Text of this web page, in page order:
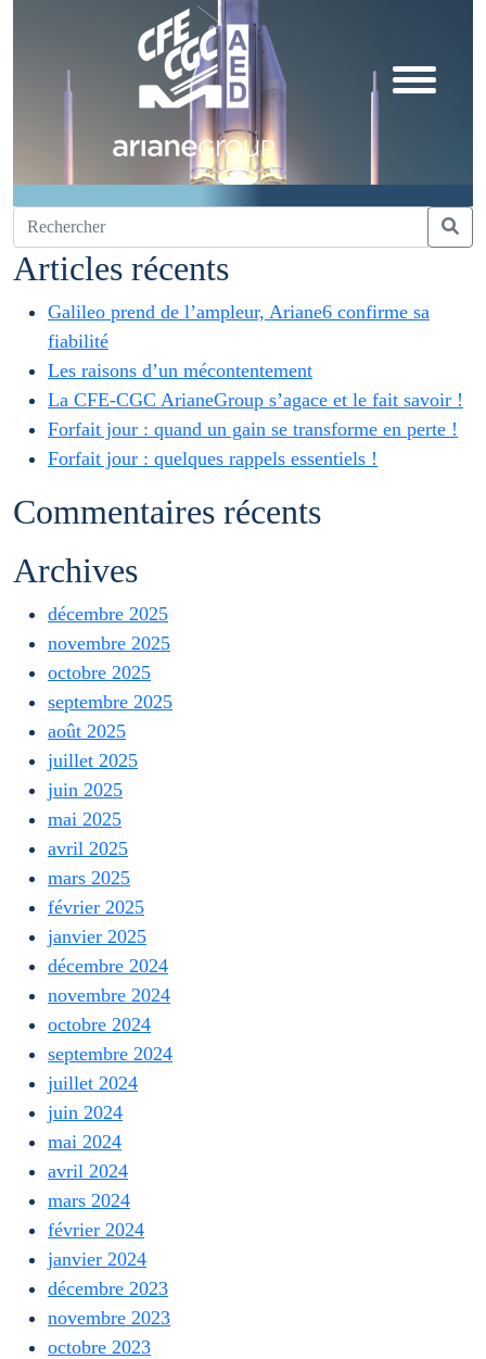
Articles récents
Galileo prend de l’ampleur, Ariane6 confirme sa
fiabilité
Les raisons d’un mécontentement
La CFE-CGC ArianeGroup s’agace et le fait savoir !
Forfait jour : quand un gain se transforme en perte !
Forfait jour : quelques rappels essentiels !
Commentaires récents
Archives
décembre 2025
novembre 2025
octobre 2025
septembre 2025
août 2025
juillet 2025
juin 2025
mai 2025
avril 2025
mars 2025
février 2025
janvier 2025
décembre 2024
novembre 2024
octobre 2024
septembre 2024
juillet 2024
juin 2024
mai 2024
avril 2024
mars 2024
février 2024
janvier 2024
décembre 2023
novembre 2023
octobre 2023